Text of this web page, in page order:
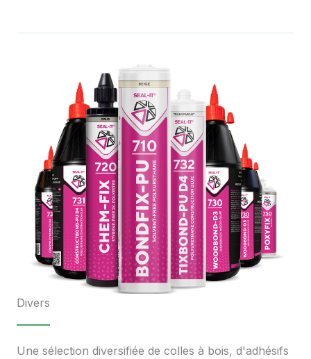
Divers
Une sélection diversifiée de colles à bois, d'adhésifs